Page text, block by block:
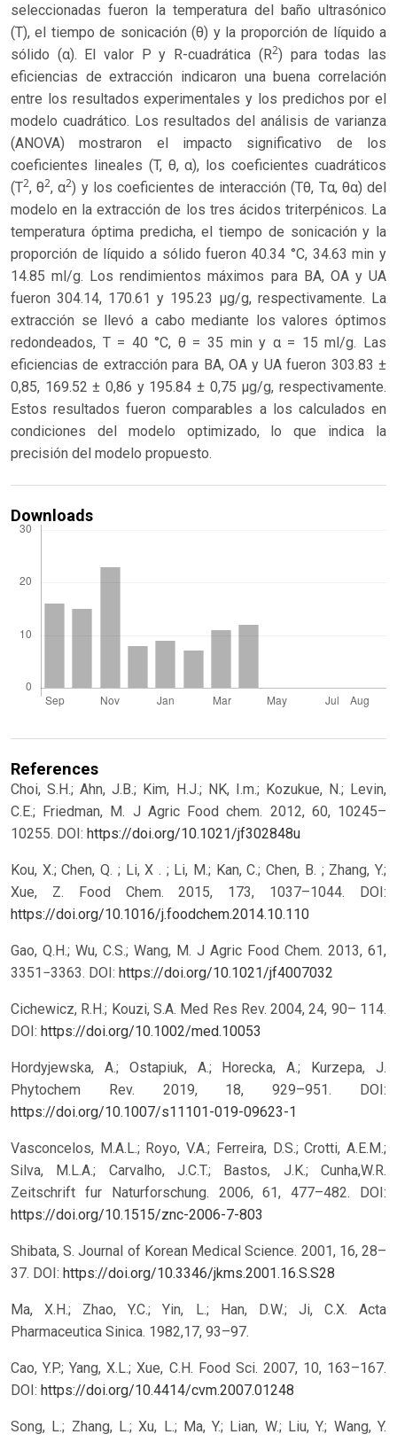
seleccionadas fueron la temperatura del baño ultrasónico
(T), el tiempo de sonicación (θ) y la proporción de líquido a
sólido (α). El valor P y R-cuadrática (R2) para todas las
eficiencias de extracción indicaron una buena correlación
entre los resultados experimentales y los predichos por el
modelo cuadrático. Los resultados del análisis de varianza
(ANOVA) mostraron el impacto significativo de los
coeficientes lineales (T, θ, α), los coeficientes cuadráticos
(T2, θ2, α2) y los coeficientes de interacción (Tθ, Tα, θα) del
modelo en la extracción de los tres ácidos triterpénicos. La
temperatura óptima predicha, el tiempo de sonicación y la
proporción de líquido a sólido fueron 40.34 °C, 34.63 min y
14.85 ml/g. Los rendimientos máximos para BA, OA y UA
fueron 304.14, 170.61 y 195.23 µg/g, respectivamente. La
extracción se llevó a cabo mediante los valores óptimos
redondeados, T = 40 °C, θ = 35 min y α = 15 ml/g. Las
eficiencias de extracción para BA, OA y UA fueron 303.83 ±
0,85, 169.52 ± 0,86 y 195.84 ± 0,75 µg/g, respectivamente.
Estos resultados fueron comparables a los calculados en
condiciones del modelo optimizado, lo que indica la
precisión del modelo propuesto.
Downloads
References
Choi, S.H.; Ahn, J.B.; Kim, H.J.; NK, I.m.; Kozukue, N.; Levin,
C.E.; Friedman, M. J Agric Food chem. 2012, 60, 10245–
10255. DOI: https://doi.org/10.1021/jf302848u
Kou, X.; Chen, Q. ; Li, X . ; Li, M.; Kan, C.; Chen, B. ; Zhang, Y.;
Xue, Z. Food Chem. 2015, 173, 1037–1044.
DOI:
https://doi.org/10.1016/j.foodchem.2014.10.110
Gao, Q.H.; Wu, C.S.; Wang, M. J Agric Food Chem. 2013, 61,
3351−3363. DOI: https://doi.org/10.1021/jf4007032
Cichewicz, R.H.; Kouzi, S.A. Med Res Rev. 2004, 24, 90– 114.
DOI: https://doi.org/10.1002/med.10053
Hordyjewska, A.; Ostapiuk, A.; Horecka, A.; Kurzepa, J.
Phytochem Rev. 2019, 18, 929–951.
DOI:
https://doi.org/10.1007/s11101-019-09623-1
Vasconcelos, M.A.L.; Royo, V.A.; Ferreira, D.S.; Crotti, A.E.M.;
Silva, M.L.A.; Carvalho, J.C.T.; Bastos, J.K.; Cunha,W.R.
Zeitschrift fur Naturforschung. 2006, 61, 477–482.
DOI:
https://doi.org/10.1515/znc-2006-7-803
Shibata, S. Journal of Korean Medical Science. 2001, 16, 28–
37. DOI: https://doi.org/10.3346/jkms.2001.16.S.S28
Ma, X.H.; Zhao, Y.C.; Yin, L.; Han, D.W.; Ji, C.X. Acta
Pharmaceutica Sinica. 1982,17, 93–97.
Cao, Y.P.; Yang, X.L.; Xue, C.H. Food Sci. 2007, 10, 163–167.
DOI: https://doi.org/10.4414/cvm.2007.01248
Song, L.; Zhang, L.; Xu, L.; Ma, Y.; Lian, W.; Liu, Y.; Wang, Y.